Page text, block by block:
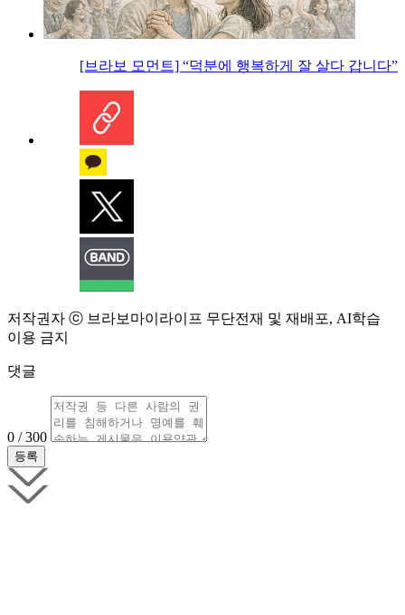
[브라보 모먼트] “덕분에 행복하게 잘 살다 갑니다”
저작권자 ⓒ 브라보마이라이프 무단전재 및 재배포, AI학습
이용 금지
댓글
0 / 300